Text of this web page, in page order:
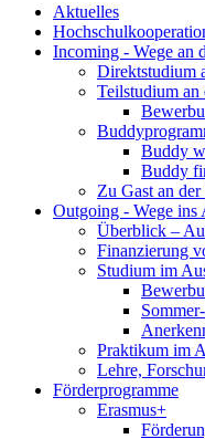
Aktuelles
Incoming - Wege
Direktstudium
Teilstudium
Buddy
Buddy
Zu Gast an
Outgoing - Wege ins
Überblick –
Finanzierung
Studium im
Praktikum im
Lehre,
Förderprogramme
Erasmus+